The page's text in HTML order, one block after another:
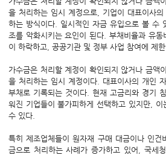
을 처리하는 임시 계정으로, 기업이 대표이사
하는 방식이다. 일시적인 자금 유입으로 볼 수
조를 악화시키는 요인이 된다. 부채비율과 유동
이 하락하고, 공공기관 및 정부 사업 참여에 제
가수금은 처리할 계정이 확인되지 않거나 금액
을 처리하는 임시 계정이다. 대표이사의 개인
부채로 기록되는 것이다. 현재 고금리와 경기
워진 기업들이 불가피하게 선택하고 있지만, 이
수 있다.
특히 제조업체들이 원자재 구매 대금이나 인건
금으로 처리하는 사례가 증가하고 있어, 국세